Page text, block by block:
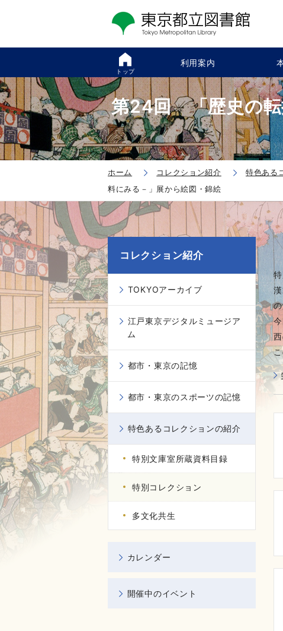
トップ
利用案内
第24回 「歴史の転
ホーム コレクション紹介 特色ある
料にみる－」展から絵図・錦絵
コレクション紹介
TOKYOアーカイブ
江戸東京デジタルミュージア
ム
都市・東京の記憶
都市・東京のスポーツの記憶
特色あるコレクションの紹介
特別文庫室所蔵資料目録
特別コレクション
多文化共生
カレンダー
開催中のイベント